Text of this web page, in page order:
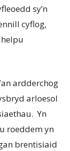
sy’n
cyflog,
ardderchog
arloesol
Yn
roeddem yn
brentisiaid